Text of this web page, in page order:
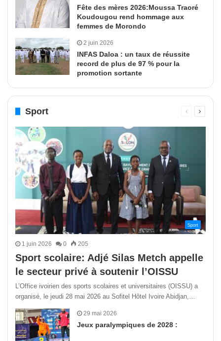
Fête des mères 2026:Moussa Traoré
Koudougou rend hommage aux
femmes de Morondo
2 juin 2026
INFAS Daloa : un taux de réussite
record de plus de 97 % pour la
promotion sortante
Sport
PagePage
Sport
1 juin 2026 0 205
Sport scolaire: Adjé Silas Metch appelle
le secteur privé à soutenir l’OISSU
L’Office ivoirien des sports scolaires et universitaires (OISSU) a
organisé, le jeudi 28 mai 2026 au Sofitel Hôtel Ivoire Abidjan,…
29 mai 2026
Jeux paralympiques de 2028 :